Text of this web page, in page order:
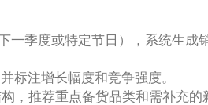
一季度或特定节日），系统生成
标注增长幅度和竞争强度。
，推荐重点备货品类和需补充的